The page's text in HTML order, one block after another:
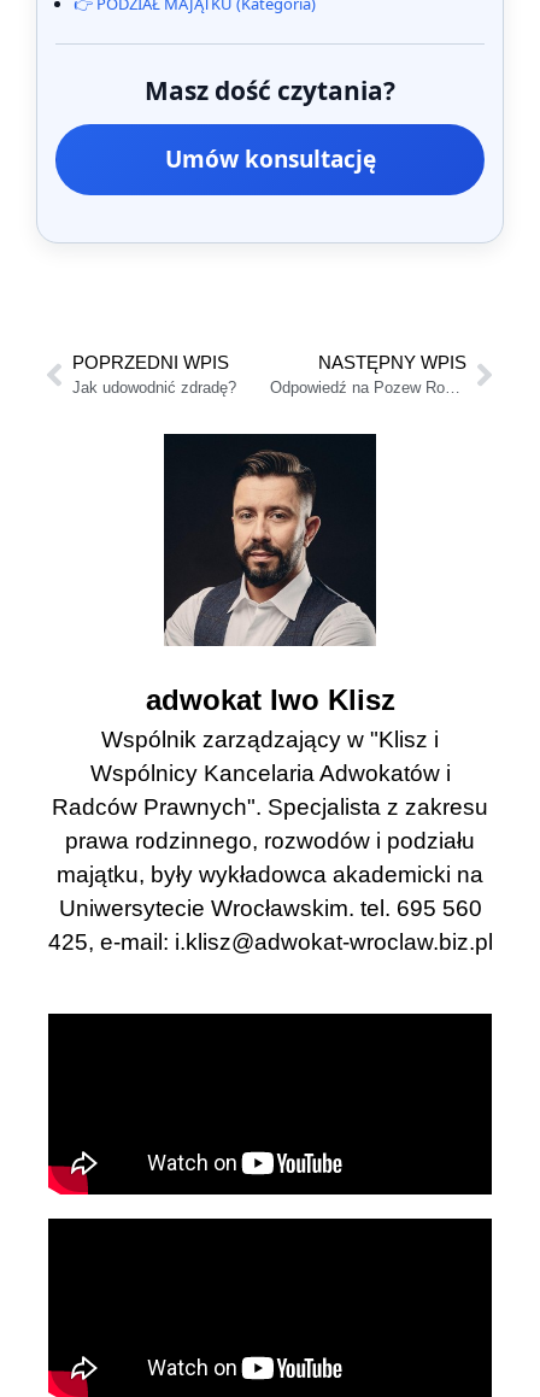
Masz dość czytania?
Umów konsultację
POPRZEDNI WPIS
Jak udowodnić zdradę?
NASTĘPNY WPIS
Odpowiedź na Pozew Rozwodowy – co odpowiedzieć na pozew o rozwód?
adwokat Iwo Klisz
Wspólnik zarządzający w "Klisz i
Wspólnicy Kancelaria Adwokatów i
Radców Prawnych". Specjalista z zakresu
prawa rodzinnego, rozwodów i podziału
majątku, były wykładowca akademicki na
Uniwersytecie Wrocławskim. tel. 695 560
425, e-mail: i.klisz@adwokat-wroclaw.biz.pl